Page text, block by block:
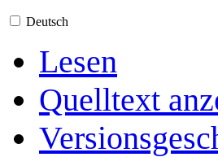
Deutsch
Lesen
Quelltext